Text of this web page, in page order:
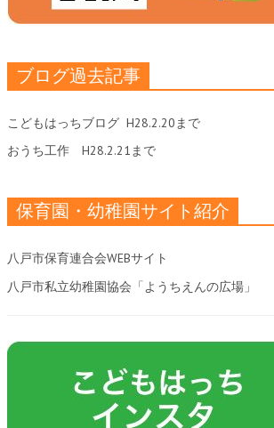
ブログ過去記事
こどもはっちブログ H28.2.20まで
おうち工作 H28.2.21まで
保育園・幼稚園サイト紹介
八戸市保育連合会WEBサイト
八戸市私立幼稚園協会「ようちえんの広場」